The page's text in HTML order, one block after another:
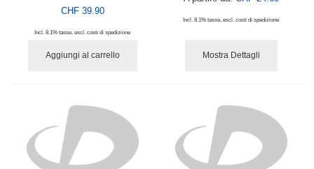
CHF 39.90
Incl. 8.1% tasse,escl.costi di spedizione
Aggiungi al carrello
Incl. 8.1% tasse,escl.costi di spedizione
Mostra Dettagli